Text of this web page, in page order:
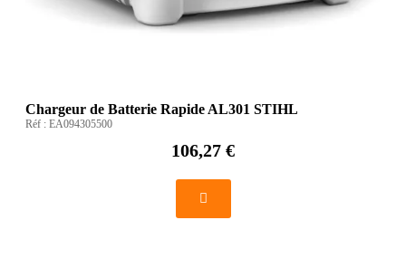
Chargeur de Batterie Rapide AL301 STIHL
Réf : EA094305500
106,27 €